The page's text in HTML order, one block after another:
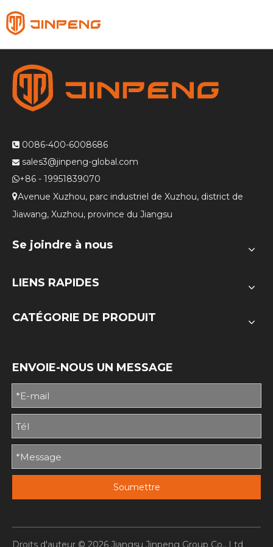
 0086-400-6008686
 sales3@jinpeng-global.com
+86 - 19951839070
Avenue Xuzhou, parc industriel de Xuzhou, district de
Jiawang, Xuzhou, province du Jiangsu
Se joindre à nous
LIENS RAPIDES
CATÉGORIE DE PRODUIT
ENVOIE-NOUS UN MESSAGE
Soumettre
Droits d'auteur © 2026 Jiangsu Jinpeng Group Co., Ltd